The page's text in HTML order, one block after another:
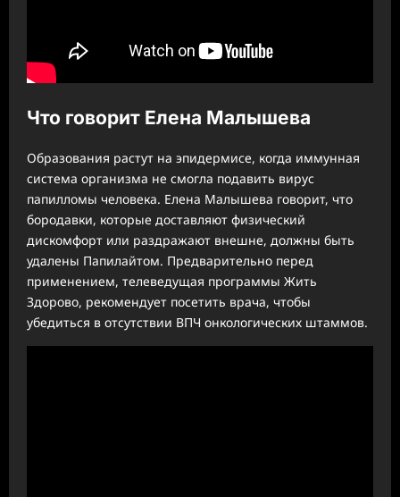
Что говорит Елена Малышева
Образования растут на эпидермисе, когда иммунная
система организма не смогла подавить вирус
папилломы человека. Елена Малышева говорит, что
бородавки, которые доставляют физический
дискомфорт или раздражают внешне, должны быть
удалены Папилайтом. Предварительно перед
применением, телеведущая программы Жить
Здорово, рекомендует посетить врача, чтобы
убедиться в отсутствии ВПЧ онкологических штаммов.